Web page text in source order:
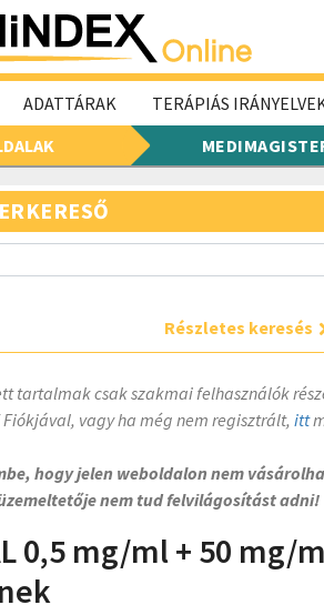
ADATTÁRAK TERÁPIÁS
Részletes keresés
tartalmak csak szakmai felhasználók
Fiókjával, vagy ha még nem regisztrált, itt
hogy jelen weboldalon nem
nem tud felvilágosítást adni!
0,5 mg/ml + 50